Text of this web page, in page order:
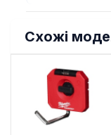
Схожі